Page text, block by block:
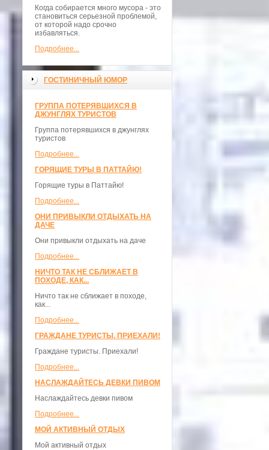
Когда собирается много мусора - это
становиться серьезной проблемой,
от которой надо срочно
избавляться.
Подробнее...
ГОСТИНИЧНЫЙ ЮМОР
ГРУППА ПОТЕРЯВШИХСЯ В
ДЖУНГЛЯХ ТУРИСТОВ
Группа потерявшихся в джунглях
туристов
Подробнее...
ГОРЯЩИЕ ТУРЫ В ПАТТАЙЮ!
Горящие туры в Паттайю!
Подробнее...
ОНИ ПРИВЫКЛИ ОТДЫХАТЬ НА
ДАЧЕ
Они привыкли отдыхать на даче
Подробнее...
НИЧТО ТАК НЕ СБЛИЖАЕТ В
ПОХОДЕ, КАК...
Ничто так не сближает в походе,
как...
Подробнее...
ГРАЖДАНЕ ТУРИСТЫ. ПРИЕХАЛИ!
Граждане туристы. Приехали!
Подробнее...
НАСЛАЖДАЙТЕСЬ ДЕВКИ ПИВОМ
Наслаждайтесь девки пивом
Подробнее...
МОЙ АКТИВНЫЙ ОТДЫХ
Мой активный отдых